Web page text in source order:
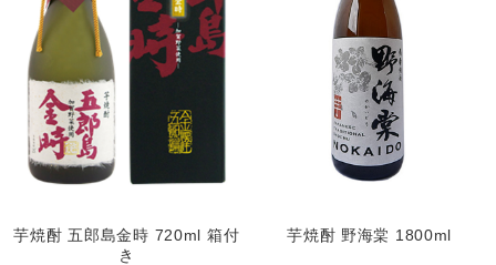
芋焼酎 五郎島金時 720ml 箱付
き
芋焼酎 野海棠 1800ml